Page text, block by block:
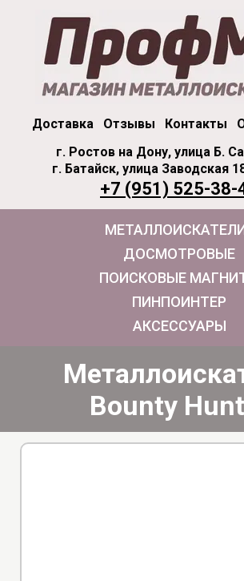
Доставка Отзывы Контакты
г. Ростов на Дону, улица Б.
г. Батайск, улица Заводская
+7 (951) 525-38-
ДОСМОТРОВЫЕ
ПОИСКОВЫЕ
ПИНПОИНТЕР
АКСЕССУАРЫ
Bounty